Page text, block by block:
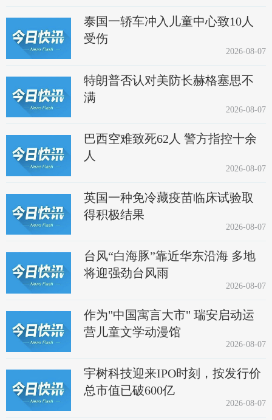
泰国一轿车冲入儿童中心致10人
受伤
2026-08-07
特朗普否认对美防长赫格塞思不
满
2026-08-07
巴西空难致死62人 警方指控十余
人
2026-08-07
英国一种免冷藏疫苗临床试验取
得积极结果
2026-08-07
台风“白海豚”靠近华东沿海 多地
将迎强劲台风雨
2026-08-07
作为"中国寓言大市" 瑞安启动运
营儿童文学动漫馆
2026-08-07
宇树科技迎来IPO时刻，按发行价
总市值已破600亿
2026-08-07